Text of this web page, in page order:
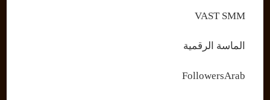
VAST SMM
الماسة الرقمية
FollowersArab